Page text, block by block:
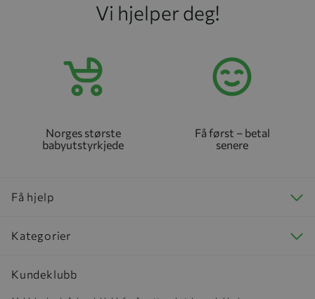
Vi hjelper deg!
Norges største
babyutstyrkjede
Få først – betal
senere
Få hjelp
Kategorier
Kundeklubb